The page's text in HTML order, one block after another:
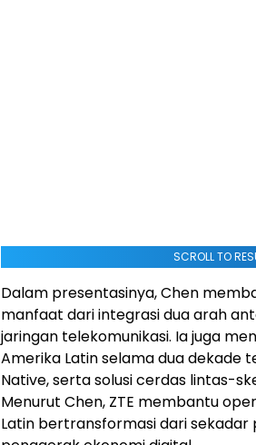
SCROLL TO
Dalam presentasinya, Chen
manfaat dari integrasi dua arah
jaringan telekomunikasi. Ia juga
Amerika Latin selama dua dekade
Native, serta solusi cerdas lintas-
Menurut Chen, ZTE membantu
Latin bertransformasi dari